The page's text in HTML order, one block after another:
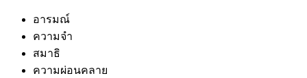
อารมณ์
ความจำ
สมาธิ
ความผ่อนคลาย